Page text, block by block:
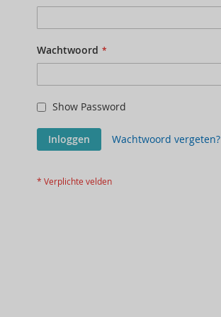
Wachtwoord
Show Password
Inloggen Wachtwoord vergeten?